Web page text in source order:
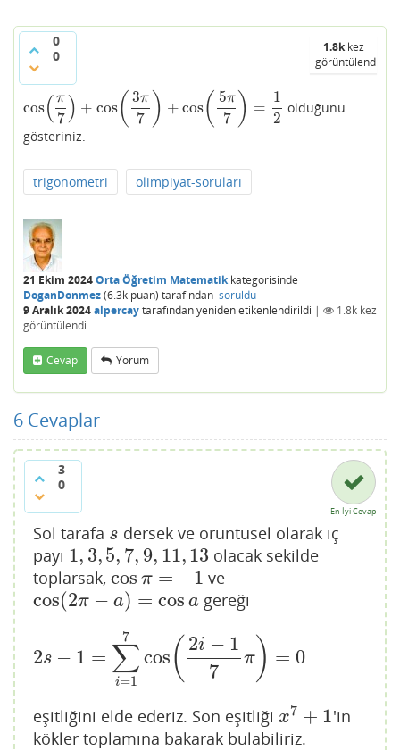
0
0
1.8kkez
görüntülendi
cos( π
7 ) + cos( 3π
7 ) + cos( 5π
7 ) =
1
2
cos(π 7)+cos 3π7)+ cos( 5π 7)=12
olduğunu
gösteriniz.
trigonometri olimpiyat-soruları
21 Ekim 2024Orta Öğretim Matematikkategorisinde
DoganDonmez(6.3k puan) tarafından soruldu
9 Aralık 2024alpercaytarafındanyeniden etikenlendirildi | 1.8k kez
görüntülendi
Cevap Yorum
6 Cevaplar
3
0
En İyi Cevap
Sol tarafa s
s dersek ve örüntüsel olarak iç
payı 1, 3,5, 7, 9, 11,13
1,3,5 7,9,11,13
olacak sekilde
toplarsak, cos π = −1
cos π= −1 ve
cos(2π − a) = cos a
cos(2π− a)=cosa gereği
2s − 1 = ∑
i=1
7
cos( 2i − 1
7
π) = 0
2s−1 =∑ = 17cos (2i−17π)=0
eşitliğini elde ederiz. Son eşitliği x7 + 1
x7 +1
'in
kökler toplamına bakarak bulabiliriz.